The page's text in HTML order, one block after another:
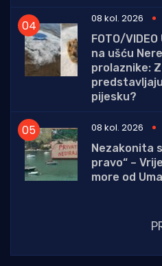
08 kol. 2026
FOTO/
na ušću
prolaznike:
pijesku?
08 kol. 2026
Nezakonita
pravo“ –
more od